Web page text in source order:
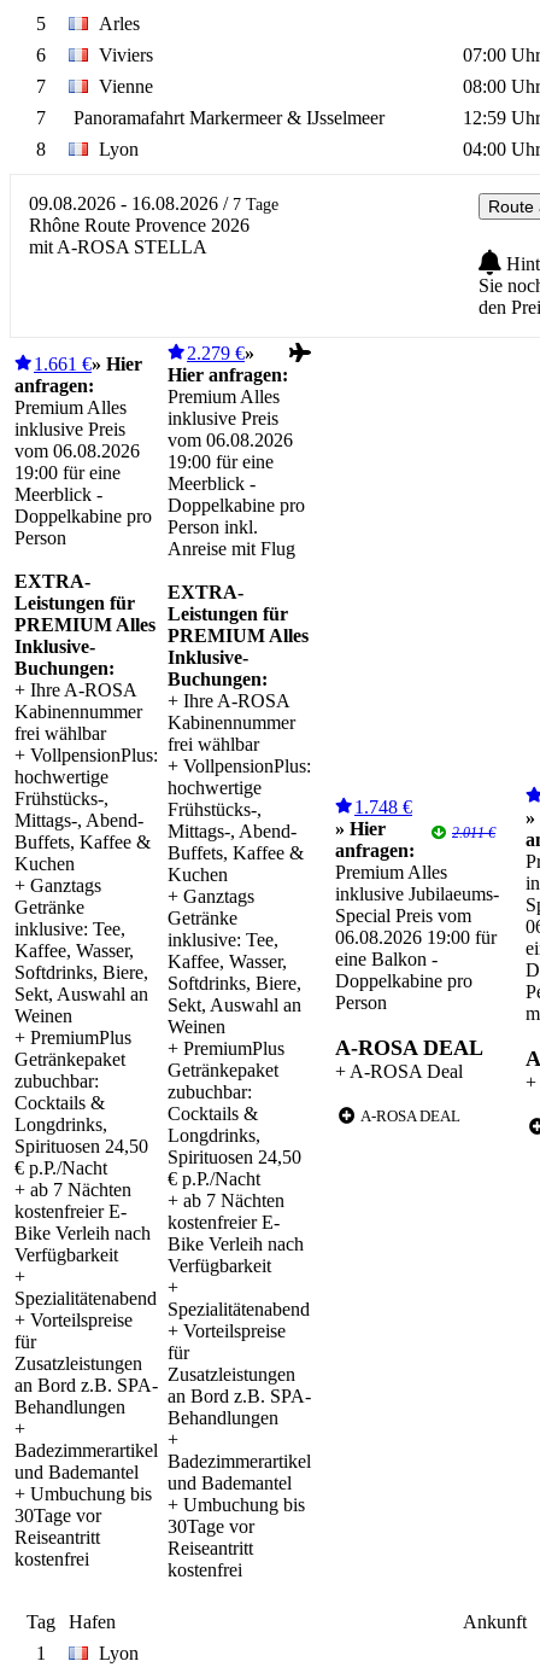
5
Arles
6
Viviers
07:00 Uhr
7
Vienne
08:00 Uhr
7
Panoramafahrt Markermeer & IJsselmeer
12:59 Uhr
8
Lyon 04:00 Uhr
Route
Sie
den
09.08.2026 - 16.08.2026 / 7 Tage
Rhône Route Provence 2026
mit A-ROSA STELLA
1.661 €» Hier
anfragen:
Premium Alles
inklusive Preis
vom 06.08.2026
19:00 für eine
Meerblick -
Doppelkabine pro
Person
EXTRA-
Leistungen für
PREMIUM Alles
Inklusive-
Buchungen:
+ Ihre A-ROSA
Kabinennummer
frei wählbar
+ VollpensionPlus:
hochwertige
Frühstücks-,
Mittags-, Abend-
Buffets, Kaffee &
Kuchen
+ Ganztags
Getränke
inklusive: Tee,
Kaffee, Wasser,
Softdrinks, Biere,
Sekt, Auswahl an
Weinen
+ PremiumPlus
Getränkepaket
zubuchbar:
Cocktails &
Longdrinks,
Spirituosen 24,50
€ p.P./Nacht
+ ab 7 Nächten
kostenfreier E-
Bike Verleih nach
Verfügbarkeit
+
Spezialitätenabend
+ Vorteilspreise
für
Zusatzleistungen
an Bord z.B. SPA-
Behandlungen
+
Badezimmerartikel
und Bademantel
+ Umbuchung bis
30Tage vor
Reiseantritt
kostenfrei
2.279 €»
Hier anfragen:
Premium Alles
inklusive Preis
vom 06.08.2026
19:00 für eine
Meerblick -
Doppelkabine pro
Person inkl.
Anreise mit Flug
EXTRA-
Leistungen für
PREMIUM Alles
Inklusive-
Buchungen:
+ Ihre A-ROSA
Kabinennummer
frei wählbar
+ VollpensionPlus:
hochwertige
Frühstücks-,
Mittags-, Abend-
Buffets, Kaffee &
Kuchen
+ Ganztags
Getränke
inklusive: Tee,
Kaffee, Wasser,
Softdrinks, Biere,
Sekt, Auswahl an
Weinen
+ PremiumPlus
Getränkepaket
zubuchbar:
Cocktails &
Longdrinks,
Spirituosen 24,50
€ p.P./Nacht
+ ab 7 Nächten
kostenfreier E-
Bike Verleih nach
Verfügbarkeit
+
Spezialitätenabend
+ Vorteilspreise
für
Zusatzleistungen
an Bord z.B. SPA-
Behandlungen
+
Badezimmerartikel
und Bademantel
+ Umbuchung bis
30Tage vor
Reiseantritt
kostenfrei
1.748 €
2.011 €
» Hier
anfragen:
Premium Alles
inklusive Jubilaeums-
Special Preis vom
06.08.2026 19:00 für
eine Balkon -
Doppelkabine pro
Person
A-ROSA DEAL
+ A-ROSA Deal
A-ROSA DEAL
»
+
Tag Hafen
Ankunft
1
Lyon